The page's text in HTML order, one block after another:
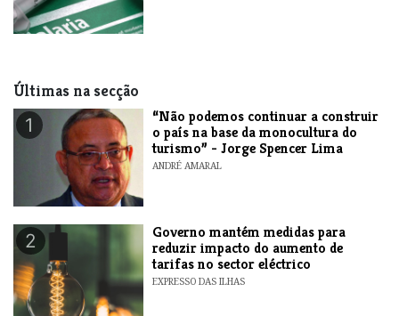
Últimas na secção
1
“Não podemos continuar a construir
o país na base da monocultura do
turismo” - Jorge Spencer Lima
ANDRÉ AMARAL
2
Governo mantém medidas para
reduzir impacto do aumento de
tarifas no sector eléctrico
EXPRESSO DAS ILHAS